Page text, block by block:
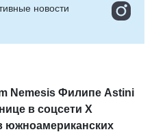
новости
Nemesis Филипе Astini
в соцсети X
южноамериканских